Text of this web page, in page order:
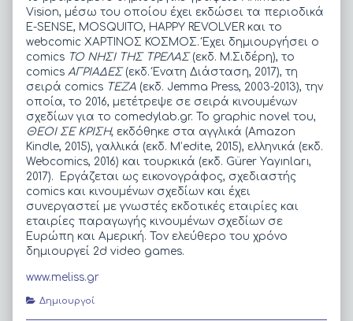
Vision, μέσω του οποίου έχει εκδώσει τα περιοδικά
E-SENSE, MOSQUITO, HAPPY REVOLVER και το
webcomic ΧΑΡΤΙΝΟΣ ΚΟΣΜΟΣ. Έχει δημιουργήσει ο
comics TO ΝΗΣΙ ΤΗΣ ΤΡΕΛΑΣ(εκδ. Μ.Σιδέρη), το
comics ΑΓΡΙΑΔΕΣ(εκδ. Ένατη Διάσταση, 2017), τη
σειρά comics ΤΕΖΑ (εκδ. Jemma Press, 2003-2013), την
οποία, το 2016, μετέτρεψε σε σειρά κινουμένων
σχεδίων για το comedylab.gr. Το graphic novel του,
ΘΕΟΙ ΣΕ ΚΡΙΣΗ, εκδόθηκε στα αγγλικά (Amazon
Kindle, 2015), γαλλικά (εκδ. M’edite, 2015), ελληνικά (εκδ.
Webcomics, 2016) και τουρκικά (εκδ. Gürer Yayınları,
2017). Εργάζεται ως εικονογράφος, σχεδιαστής
comics και κινουμένων σχεδίων και έχει
συνεργαστεί με γνωστές εκδοτικές εταιρίες και
εταιρίες παραγωγής κινουμένων σχεδίων σε
Ευρώπη και Αμερική. Τον ελεύθερο του χρόνο
δημιουργεί 2d video games.
www.meliss.gr
Categories
Δημιουργοί